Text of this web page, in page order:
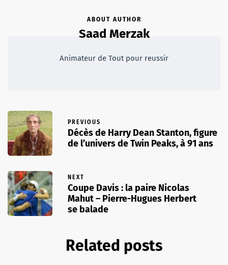
ABOUT AUTHOR
Saad Merzak
Animateur de Tout pour reussir
PREVIOUS
Décès de Harry Dean Stanton, figure
de l’univers de Twin Peaks, à 91 ans
NEXT
Coupe Davis : la paire Nicolas
Mahut – Pierre-Hugues Herbert
se balade
Related posts